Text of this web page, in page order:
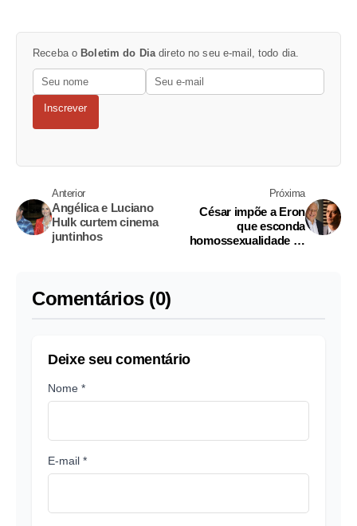
Receba o Boletim do Dia direto no seu e-mail, todo dia.
Inscrever
Anterior
Angélica e Luciano
Hulk curtem cinema
juntinhos
Próxima
César impõe a Eron
que esconda
homossexualidade se
Comentários (0)
Deixe seu comentário
Nome *
E-mail *